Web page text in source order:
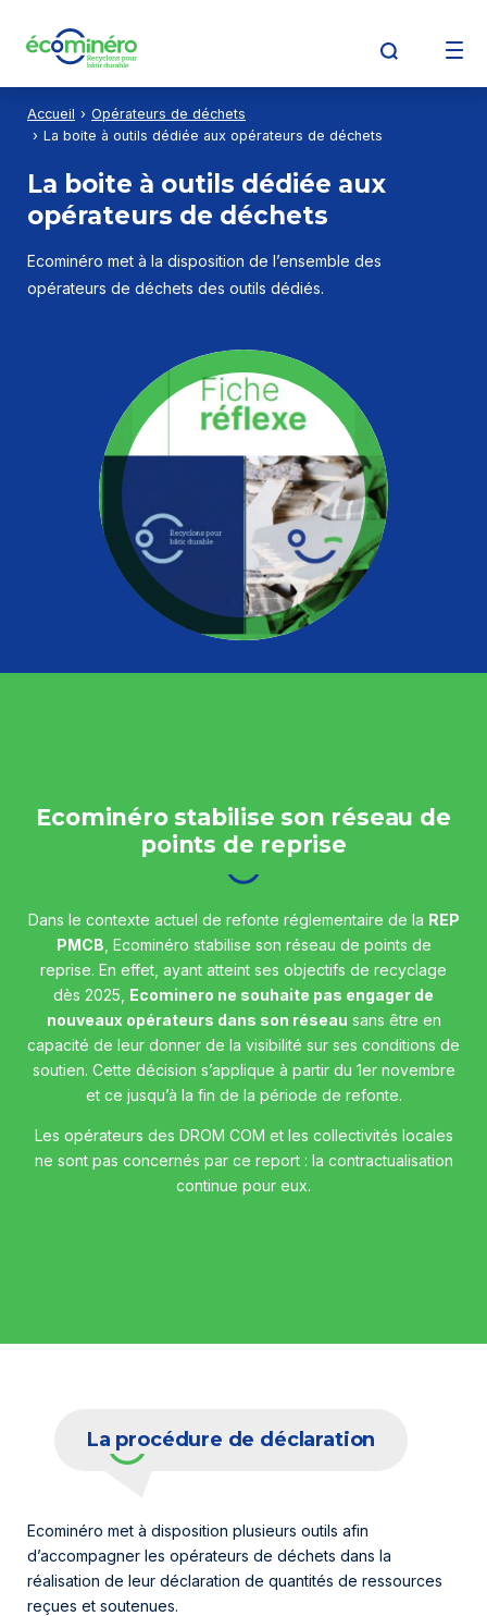
Où déposer mes déchets ?
Réemploi
L’éco-contribution
Découvrir Écominéro
Producteurs
Détenteurs de déchets
Mon espace
Accueil
Opérateurs de déchets
La boite à outils dédiée aux opérateurs de déchets
La boite à outils dédiée aux
opérateurs de déchets
Ecominéro met à la disposition de l’ensemble des
opérateurs de déchets des outils dédiés.
Ecominéro stabilise son réseau de
points de reprise
Dans le contexte actuel de refonte réglementaire de la REP
PMCB , Ecominéro stabilise son réseau de points de
reprise. En effet, ayant atteint ses objectifs de recyclage
dès 2025, Ecominero ne souhaite pas engager de
nouveaux opérateurs dans son réseau sans être en
capacité de leur donner de la visibilité sur ses conditions de
soutien. Cette décision s’applique à partir du 1er novembre
et ce jusqu’à la fin de la période de refonte.
Les opérateurs des DROM COM et les collectivités locales
ne sont pas concernés par ce report : la contractualisation
continue pour eux.
La procédure de déclaration
Ecominéro met à disposition plusieurs outils afin
d’accompagner les opérateurs de déchets dans la
réalisation de leur déclaration de quantités de ressources
reçues et soutenues.